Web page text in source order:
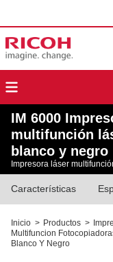
IM 6000
multifunción
blanco y negro
Impresora láser
Características
Inicio > Productos >
Multifuncion
Blanco Y Negro